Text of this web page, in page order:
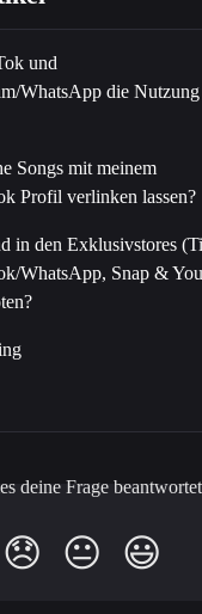
und
WhatsApp die
Songs mit meinem
Profil verlinken lassen?
in den Exklusivstores
WhatsApp, Snap &
deine Frage
😞 😐 😃